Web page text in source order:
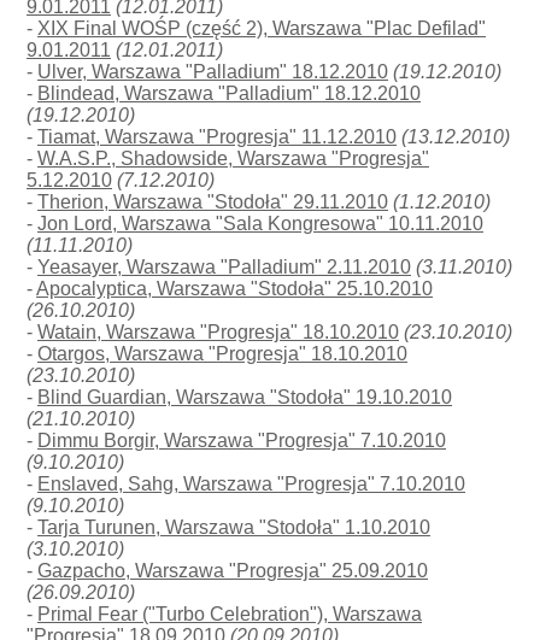
9.01.2011 (12.01.2011)
- XIX Final WOŚP (część 2), Warszawa "Plac Defilad"
9.01.2011 (12.01.2011)
- Ulver, Warszawa "Palladium" 18.12.2010 (19.12.2010)
- Blindead, Warszawa "Palladium" 18.12.2010
(19.12.2010)
-Tiamat, Warszawa "Progresja" 11.12.2010 (13.12.2010)
-W.A.S.P., Shadowside, Warszawa "Progresja"
5.12.2010 (7.12.2010)
-Therion, Warszawa "Stodoła" 29.11.2010 (1.12.2010)
-Jon Lord, Warszawa "Sala Kongresowa" 10.11.2010
(11.11.2010)
-Yeasayer, Warszawa "Palladium" 2.11.2010 (3.11.2010)
-Apocalyptica, Warszawa "Stodoła" 25.10.2010
(26.10.2010)
-Watain, Warszawa "Progresja" 18.10.2010 (23.10.2010)
-Otargos, Warszawa "Progresja" 18.10.2010
(23.10.2010)
- Blind Guardian, Warszawa "Stodoła" 19.10.2010
(21.10.2010)
- Dimmu Borgir, Warszawa "Progresja" 7.10.2010
(9.10.2010)
- Enslaved, Sahg, Warszawa "Progresja" 7.10.2010
(9.10.2010)
-Tarja Turunen, Warszawa "Stodoła" 1.10.2010
(3.10.2010)
-Gazpacho, Warszawa "Progresja" 25.09.2010
(26.09.2010)
- Primal Fear ("Turbo Celebration"), Warszawa
"Progresja" 18.09.2010 (20.09.2010)